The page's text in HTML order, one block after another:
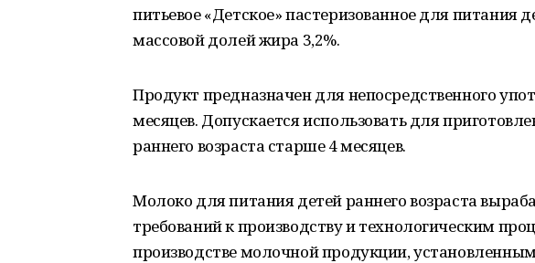
питьевое «Детское» пастеризованное для питания
массовой долей жира 3,2%.
Продукт предназначен для непосредственного
месяцев. Допускается использовать для
раннего возраста старше 4 месяцев.
Молоко для питания детей раннего возраста
требований к производству и технологическим
производстве молочной продукции,